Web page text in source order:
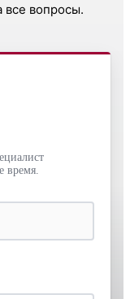
все вопросы.
время.